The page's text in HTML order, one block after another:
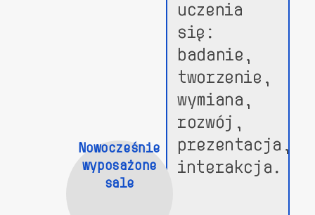
Nowocześnie
wyposażone
sale
uczenia
się:
badanie,
tworzenie,
wymiana,
rozwój,
prezentacja,
interakcja.